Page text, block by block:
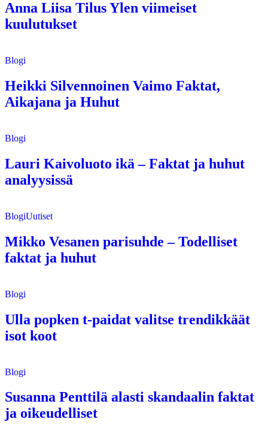
Anna Liisa Tilus Ylen viimeiset
kuulutukset
Blogi
Heikki Silvennoinen Vaimo Faktat,
Aikajana ja Huhut
Blogi
Lauri Kaivoluoto ikä – Faktat ja huhut
analyysissä
BlogiUutiset
Mikko Vesanen parisuhde – Todelliset
faktat ja huhut
Blogi
Ulla popken t-paidat valitse trendikkäät
isot koot
Blogi
Susanna Penttilä alasti skandaalin faktat
ja oikeudelliset